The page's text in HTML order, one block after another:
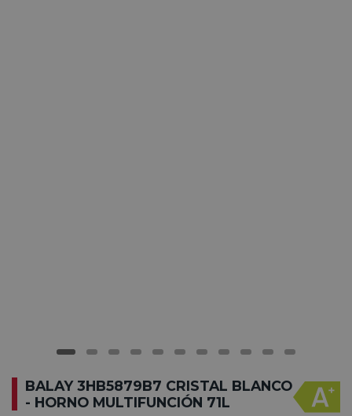
BALAY 3HB5879B7 CRISTAL BLANCO
- HORNO MULTIFUNCIÓN 71L